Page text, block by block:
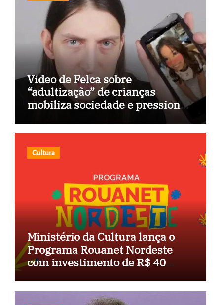
Vídeo de Felca sobre
“adultização” de crianças
mobiliza sociedade e pressiona
Cultura
Ministério da Cultura lança o
Programa Rouanet Nordeste
com investimento de R$ 40